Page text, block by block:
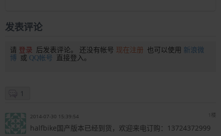
发表评论
请 登录 后发表评论。 还没有帐号 现在注册 也可以使用 新浪微
博 或 QQ帐号 直接登入。
1
2014-07-30 15:39:54 1楼
halfbike国产版本已经到货，欢迎来电订购：13724372999